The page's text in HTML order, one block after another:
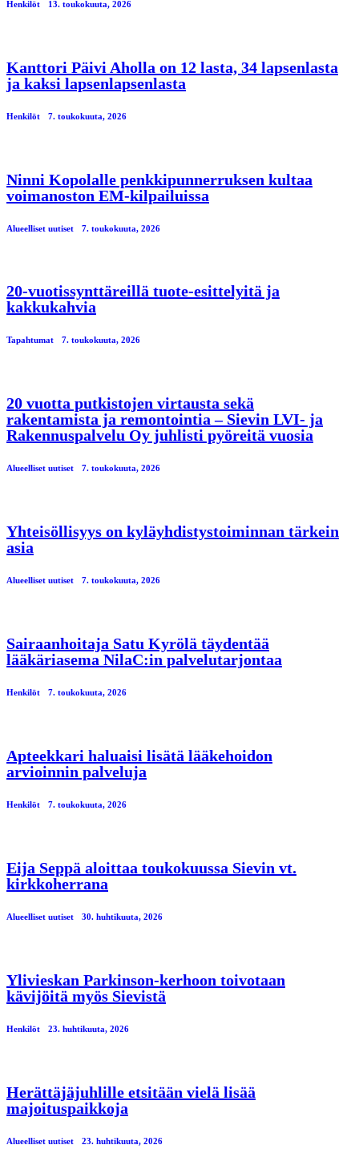
Henkilöt 13. toukokuuta, 2026
Kanttori Päivi Aholla on 12 lasta, 34 lapsenlasta
ja kaksi lapsenlapsenlasta
Henkilöt 7. toukokuuta, 2026
Ninni Kopolalle penkkipunnerruksen kultaa
voimanoston EM-kilpailuissa
Alueelliset uutiset 7. toukokuuta, 2026
20-vuotissynttäreillä tuote-esittelyitä ja
kakkukahvia
Tapahtumat 7. toukokuuta, 2026
20 vuotta putkistojen virtausta sekä
rakentamista ja remontointia – Sievin LVI- ja
Rakennuspalvelu Oy juhlisti pyöreitä vuosia
Alueelliset uutiset 7. toukokuuta, 2026
Yhteisöllisyys on kyläyhdistystoiminnan tärkein
asia
Alueelliset uutiset 7. toukokuuta, 2026
Sairaanhoitaja Satu Kyrölä täydentää
lääkäriasema NilaC:in palvelutarjontaa
Henkilöt 7. toukokuuta, 2026
Apteekkari haluaisi lisätä lääkehoidon
arvioinnin palveluja
Henkilöt 7. toukokuuta, 2026
Eija Seppä aloittaa toukokuussa Sievin vt.
kirkkoherrana
Alueelliset uutiset 30. huhtikuuta, 2026
Ylivieskan Parkinson-kerhoon toivotaan
kävijöitä myös Sievistä
Henkilöt 23. huhtikuuta, 2026
Herättäjäjuhlille etsitään vielä lisää
majoituspaikkoja
Alueelliset uutiset 23. huhtikuuta, 2026